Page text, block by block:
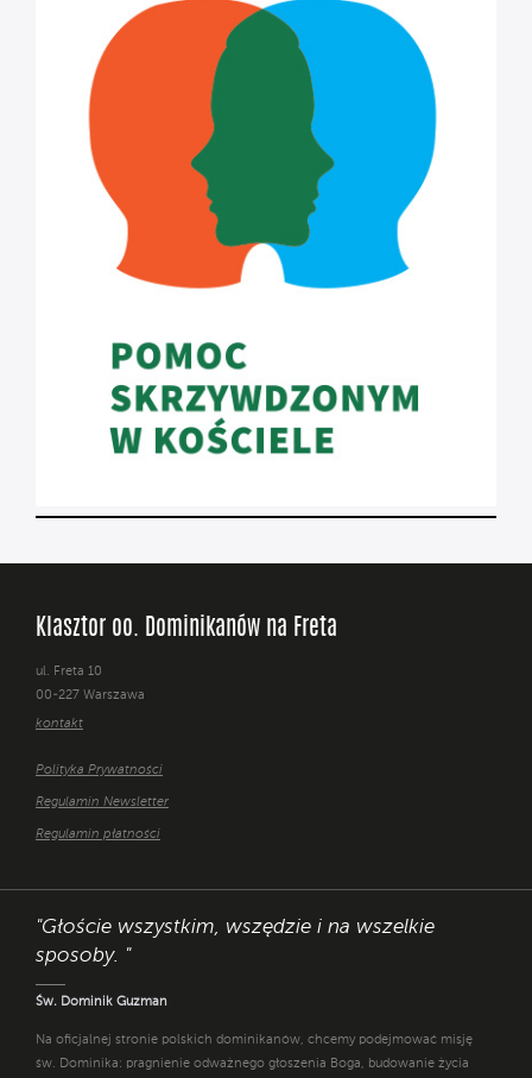
Klasztor oo. Dominikanów na Freta
ul. Freta 10
00-227 Warszawa
kontakt
Polityka Prywatności
Regulamin Newsletter
Regulamin płatności
"Głoście wszystkim, wszędzie i na wszelkie
sposoby. "
Św. Dominik Guzman
Na oficjalnej stronie polskich dominikanów, chcemy podejmować misję
św. Dominika: pragnienie odważnego głoszenia Boga, budowanie życia